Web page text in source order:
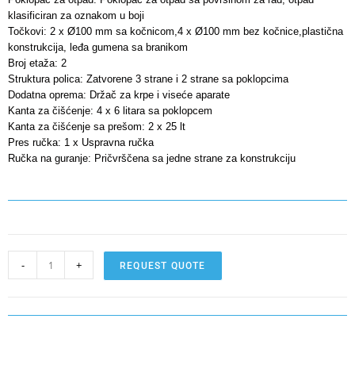
klasificiran za oznakom u boji
Točkovi: 2 x Ø100 mm sa kočnicom,4 x Ø100 mm bez kočnice,plastična
konstrukcija, leđa gumena sa branikom
Broj etaža: 2
Struktura polica: Zatvorene 3 strane i 2 strane sa poklopcima
Dodatna oprema: Držač za krpe i viseće aparate
Kanta za čišćenje: 4 x 6 litara sa poklopcem
Kanta za čišćenje sa prešom: 2 x 25 lt
Pres ručka: 1 x Uspravna ručka
Ručka na guranje: Pričvrščena sa jedne strane za konstrukciju
- + REQUEST QUOTE